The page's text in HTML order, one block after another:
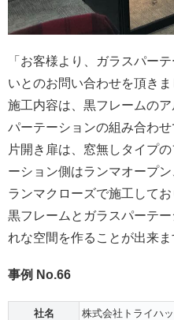
「お客様より、ガラスパー
いとのお問い合わせを頂きま
施工内容は、黒フレームの
パーテーションの組み合わせ
片開き扉は、窓無しタイプ
ーション側はランマオープ
ランマクローズで施工してお
黒フレームとガラスパーテ
れな空間を作ることが出来ま
事例 No.66
社名
株式会社トライハ